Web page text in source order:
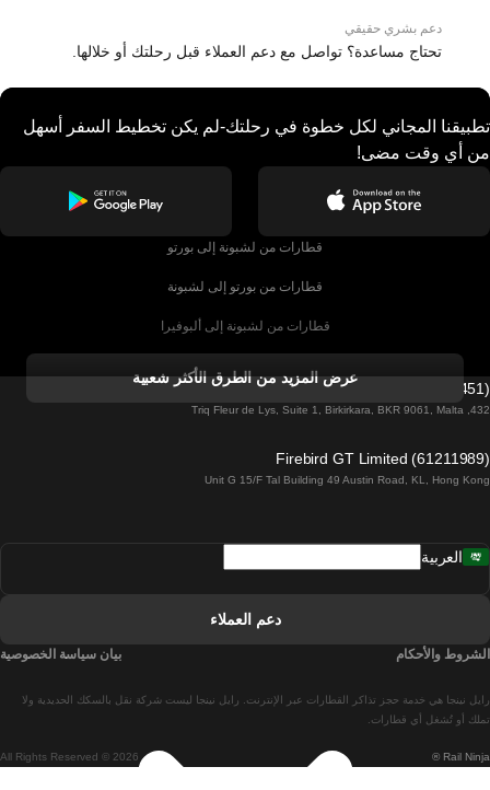
دعم بشري حقيقي
تحتاج مساعدة؟ تواصل مع دعم العملاء قبل رحلتك أو خلالها.
تطبيقنا المجاني لكل خطوة في رحلتك-لم يكن تخطيط السفر أسهل
من أي وقت مضى!
قطارات من لشبونة إلى بورتو
قطارات من بورتو إلى لشبونة
قطارات من لشبونة إلى ألبوفيرا
قطارات من ألبوفيرا إلى لشبونة
قطارات من لشبونة إلى لاغوس
قطارات من لشبونة إلى مدريد
قطارات من مدريد إلى برشلونة
عرض المزيد من الطرق الأكثر شعبية
Firebird GT Limited (OC 1451)
432, Triq Fleur de Lys, Suite 1, Birkirkara, BKR 9061, Malta
Firebird GT Limited (61211989)
Unit G 15/F Tal Building 49 Austin Road, KL, Hong Kong
Rail Ninja ®
All Rights Reserved © 2026
رايل نينجا هي خدمة حجز تذاكر القطارات عبر الإنترنت. رايل نينجا ليست شركة نقل بالسكك الحديدية ولا
تملك أو تُشغل أي قطارات.
العربية
دعم العملاء
الشروط والأحكام بيان سياسة الخصوصية